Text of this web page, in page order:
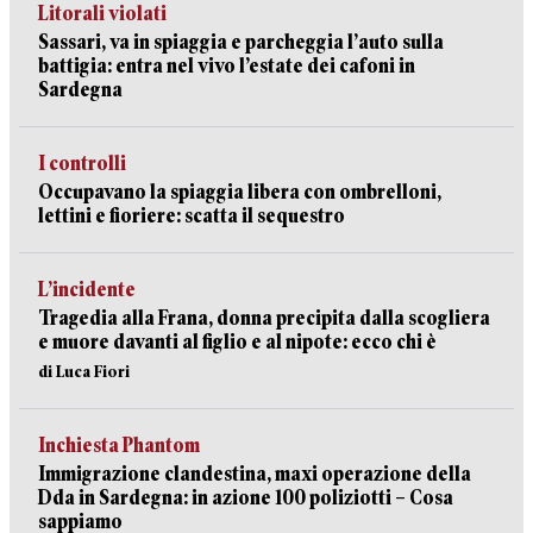
Litorali violati
Sassari, va in spiaggia e parcheggia l’auto sulla
battigia: entra nel vivo l’estate dei cafoni in
Sardegna
I controlli
Occupavano la spiaggia libera con ombrelloni,
lettini e fioriere: scatta il sequestro
L’incidente
Tragedia alla Frana, donna precipita dalla scogliera
e muore davanti al figlio e al nipote: ecco chi è
di Luca Fiori
Inchiesta Phantom
Immigrazione clandestina, maxi operazione della
Dda in Sardegna: in azione 100 poliziotti – Cosa
sappiamo